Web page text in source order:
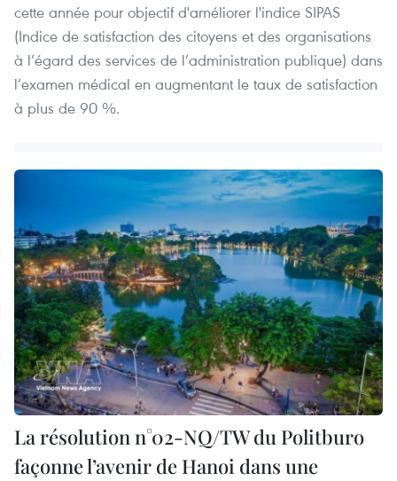
cette année pour objectif d'améliorer l'indice SIPAS
(Indice de satisfaction des citoyens et des organisations
à l’égard des services de l’administration publique) dans
l’examen médical en augmentant le taux de satisfaction
à plus de 90 %.
La résolution n°02-NQ/TW du Politburo
façonne l’avenir de Hanoi dans une